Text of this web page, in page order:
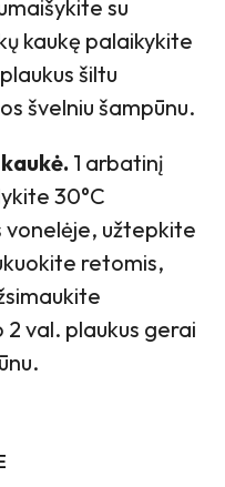
su
kaukę palaikykite
šiltu
švelniu šampūnu.
1 arbatinį
30°C
užtepkite
retomis,
val. plaukus gerai